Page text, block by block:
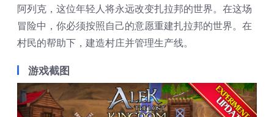
阿列克，这位年轻人将永远改变扎拉邦的世界。在这场
冒险中，你必须按照自己的意愿重建扎拉邦的世界。在
村民的帮助下，建造村庄并管理生产线。
游戏截图